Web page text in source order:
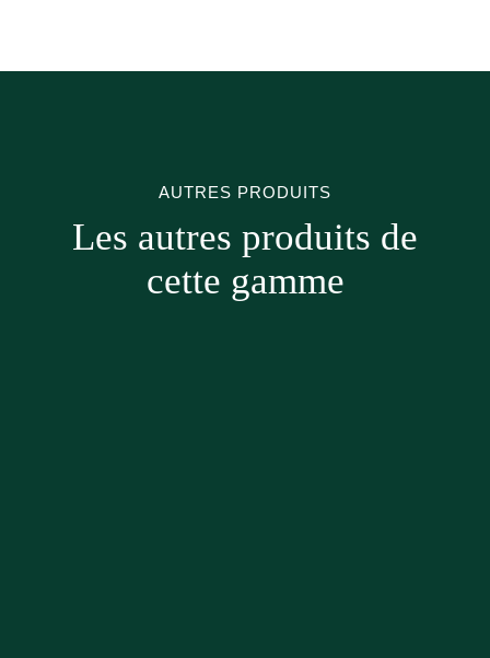
AUTRES PRODUITS
Les autres produits de
cette gamme